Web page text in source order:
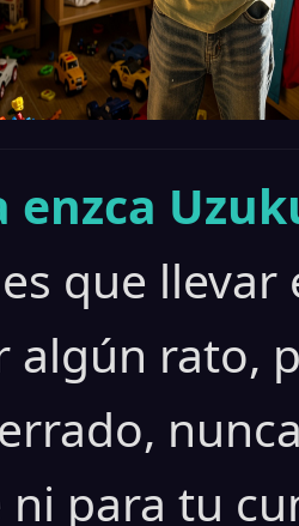
enzca
que llevar
algún rato,
ni para tu